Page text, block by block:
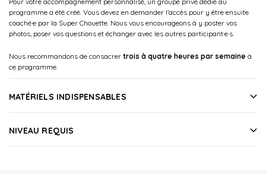
programme a été créé. Vous devez en demander l’accès pour y être ensuite
coaché·e par la Super Chouette. Nous vous encourageons à y poster vos
photos, poser vos questions et échanger avec les autres participant·e·s.
Nous recommandons de consacrer trois à quatre heures par semaine à
ce programme.
MATÉRIELS INDISPENSABLES
NIVEAU REQUIS